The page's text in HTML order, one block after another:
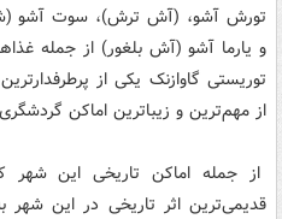
تورش آشو، (آش ترش)، سوت آشو
و یارما آشو (آش بلغور) از جمله
توریستی گاوازنک یکی از
از مهم‌ترین و زیبا‌ترین اماکن
از جمله اماکن تاریخی این شهر
قدیمی‌ترین اثر تاریخی در این